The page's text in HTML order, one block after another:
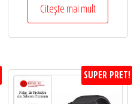
Citește mai mult
SUPER PRET!